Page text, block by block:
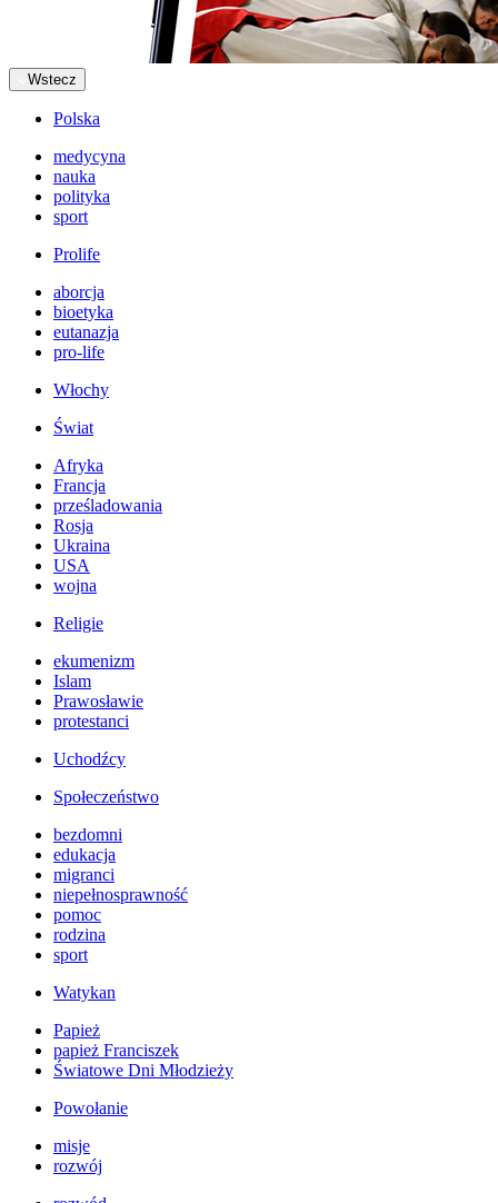
Wstecz
Polska
medycyna
nauka
polityka
sport
Prolife
aborcja
bioetyka
eutanazja
pro-life
Włochy
Świat
Afryka
Francja
prześladowania
Rosja
Ukraina
USA
wojna
Religie
ekumenizm
Islam
Prawosławie
protestanci
Uchodźcy
Społeczeństwo
bezdomni
edukacja
migranci
niepełnosprawność
pomoc
rodzina
sport
Watykan
Papież
papież Franciszek
Światowe Dni Młodzieży
Powołanie
misje
rozwój